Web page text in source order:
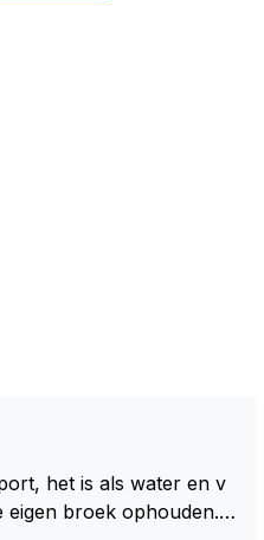
het is als water en v
eigen broek ophouden.